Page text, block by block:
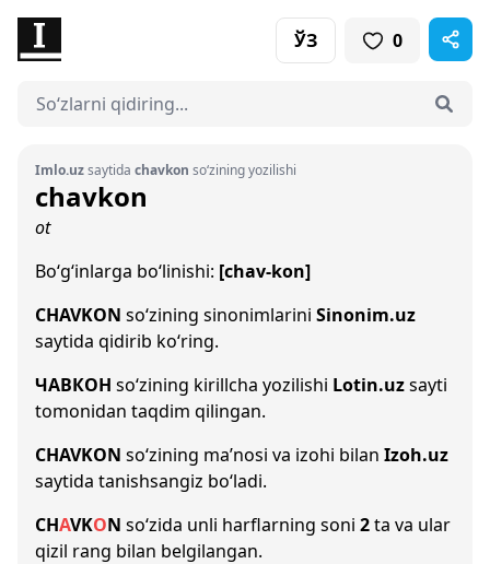
ЎЗ 0
Imlo.uzsaytida chavkon so‘zining yozilishi
chavkon
ot
Bo‘g‘inlarga bo‘linishi: [chav-kon]
CHAVKON so‘zining sinonimlarini Sinonim.uz
saytida qidirib ko‘ring.
ЧАВКОН so‘zining kirillcha yozilishi Lotin.uzsayti
tomonidan taqdim qilingan.
CHAVKON so‘zining ma’nosi va izohi bilan Izoh.uz
saytida tanishsangiz bo‘ladi.
CHAVKON so‘zida unli harflarning soni 2ta va ular
qizil rang bilan belgilangan.